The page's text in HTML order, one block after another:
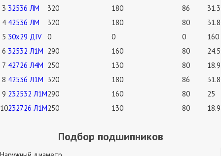
3 32536 ЛМ 320 180 86
31.3
4 42536 ЛМ 320 180 80
31.8
5 30х29 ДIV 0 0 0
160
6 32532 Л1М 290 160 80
24.5
7 42726 Л4М 250 130 80
18.9
8 42536 Л1М 320 180 86
31.8
9 232532 Л1М290 160 80
25
10232726 Л1М250 130 80 18.9
Подбор подшипников